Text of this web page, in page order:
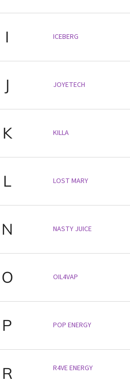
I ICEBERG
J JOYETECH
K KILLA
L LOST MARY
N NASTY JUICE
O OIL4VAP
P POP ENERGY
R R4VE ENERGY